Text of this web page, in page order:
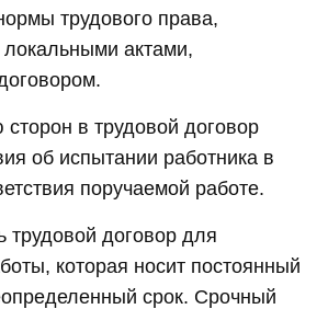
трудового права,
актами,
в трудовой договор
об испытании работника в
поручаемой работе.
трудовой договор для
которая носит постоянный
срок. Срочный